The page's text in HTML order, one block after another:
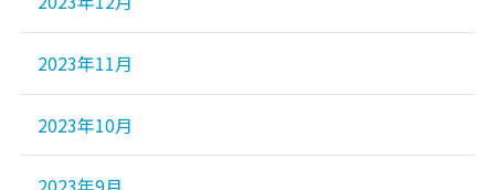
2023年11月
2023年10月